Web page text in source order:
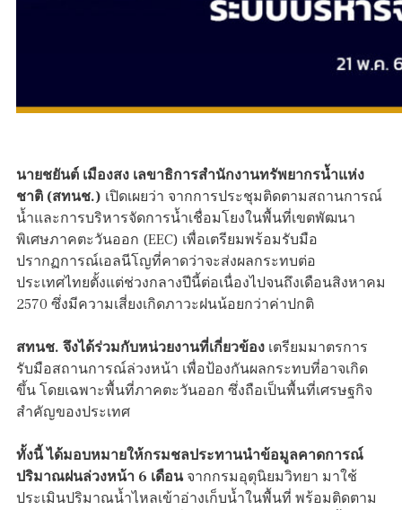
นายชยันต์ เมืองสง เลขาธิการสำนักงานทรัพยากรน้ำแห่ง
ชาติ (สทนช.) เปิดเผยว่า จากการประชุมติดตามสถานการณ์
น้ำและการบริหารจัดการน้ำเชื่อมโยงในพื้นที่เขตพัฒนา
พิเศษภาคตะวันออก (EEC) เพื่อเตรียมพร้อมรับมือ
ปรากฏการณ์เอลนีโญที่คาดว่าจะส่งผลกระทบต่อ
ประเทศไทยตั้งแต่ช่วงกลางปีนี้ต่อเนื่องไปจนถึงเดือนสิงหาคม
2570 ซึ่งมีความเสี่ยงเกิดภาวะฝนน้อยกว่าค่าปกติ
สทนช. จึงได้ร่วมกับหน่วยงานที่เกี่ยวข้อง เตรียมมาตรการ
รับมือสถานการณ์ล่วงหน้า เพื่อป้องกันผลกระทบที่อาจเกิด
ขึ้น โดยเฉพาะพื้นที่ภาคตะวันออก ซึ่งถือเป็นพื้นที่เศรษฐกิจ
สำคัญของประเทศ
ทั้งนี้ ได้มอบหมายให้กรมชลประทานนำข้อมูลคาดการณ์
ปริมาณฝนล่วงหน้า 6 เดือนจากกรมอุตุนิยมวิทยา มาใช้
ประเมินปริมาณน้ำไหลเข้าอ่างเก็บน้ำในพื้นที่ พร้อมติดตาม